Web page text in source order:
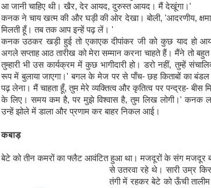
आ जानी चाहिए थी। खैर, देर आयद, दुरुस्त आयद। मैं देखूंगा।'
कनक ने चाय खत्म की और घड़ी की ओर देखा। बोली, 'आदरणीय, क्षमा
मिलती हूँ। तब तक आप इन्हें पढ़ लें। '
कनक उठकर खड़ी हुई तो एकाएक दीपांकर जी को कुछ याद हो
अगले सप्ताह आठ तारीख को मेरा सम्मान करना चाहते हैं। मैंने तो बहुत
तुम्हारी भी उस कार्यक्रम में कुछ भागीदारी हो। डरो नहीं, तुम्हें
रूप में बुलाया जाएगा।' बगल के मेज पर से पाँच- छह किताबों का
पढ़ लेना। मैं चाहता हूँ, तुम मेरे व्यक्तित्व और कृतित्व पर पन्द्रह-
के लिए। समय कम है, पर मुझे विश्वास है, तुम लिख लोगी।' कनक
उन्हें झोले में डाला और प्रणाम कर बाहर निकल आई।
कबाड़
बेटे को तीन कमरों का फ्लैट आवंटित हुआ था। मजदूरों के संग मजदूर
से उतरवा रहे थे। सारी उम्र
तंगी में रहकर बेटे को ऊँची